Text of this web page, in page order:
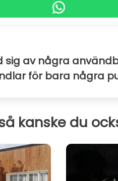
sig av några
för bara några
kanske du